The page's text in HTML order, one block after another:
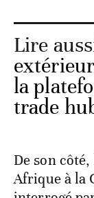
Lire
la
trade
De son
Afrique à la